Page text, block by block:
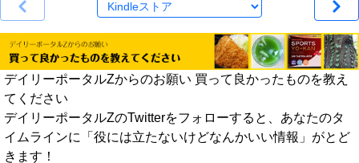
デイリーポータルZからのお願い 買って良かったものを教え
てください
デイリーポータルZのTwitterをフォローすると、あなたのタ
イムラインに「役には立たないけどなんかいい情報」がとど
きます！